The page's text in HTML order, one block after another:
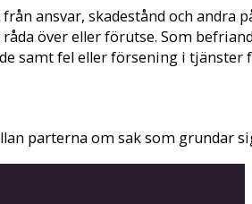
ansvar, skadestånd och
över eller förutse. Som
samt fel eller försening i
parterna om sak som grundar